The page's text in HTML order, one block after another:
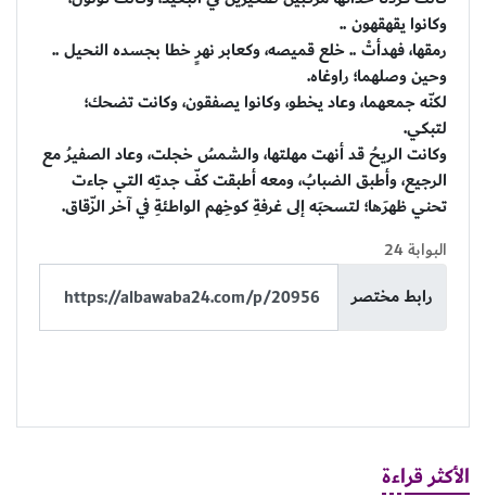
وكانوا يقهقهون ..
رمقها، فهدأتْ .. خلع قميصه، وكعابر نهرٍ خطا بجسده النحيل ..
وحين وصلهما؛ راوغاه.
لكنّه جمعهما، وعاد يخطو، وكانوا يصفقون، وكانت تضحك؛
لتبكي.
وكانت الريحُ قد أنهت مهلتها، والشمسُ خجلت، وعاد الصفيرُ مع
الرجيع، وأطبق الضبابُ، ومعه أطبقت كفّ جدتِه التي جاءت
تحني ظهرَها؛ لتسحبَه إلى غرفةِ كوخِهم الواطئةِ في آخر الزّقاق.
البوابة 24
رابط مختصر
الأكثر قراءة